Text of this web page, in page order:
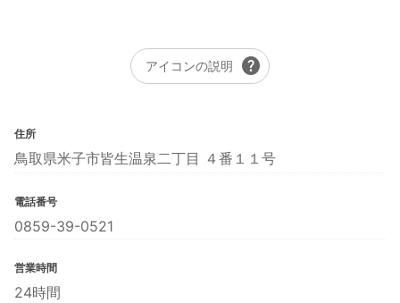
アイコンの説明 help
住所
鳥取県米子市皆生温泉二丁目 ４番１１号
電話番号
0859-39-0521
営業時間
24時間